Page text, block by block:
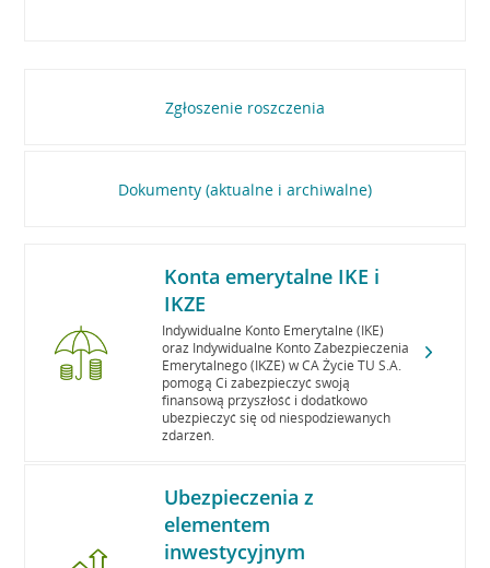
Zgłoszenie roszczenia
Dokumenty (aktualne i archiwalne)
Konta emerytalne IKE i
IKZE
Indywidualne Konto Emerytalne (IKE)
oraz Indywidualne Konto Zabezpieczenia
Emerytalnego (IKZE) w CA Życie TU S.A.
pomogą Ci zabezpieczyć swoją
finansową przyszłość i dodatkowo
ubezpieczyć się od niespodziewanych
zdarzeń.
Ubezpieczenia z
elementem
inwestycyjnym